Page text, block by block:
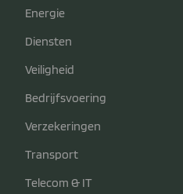
Energie
Diensten
Veiligheid
Bedrijfsvoering
Verzekeringen
Transport
Telecom & IT